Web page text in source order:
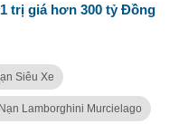
trị giá hơn 300 tỷ Đồng
Siêu Xe
Lamborghini Murcielago